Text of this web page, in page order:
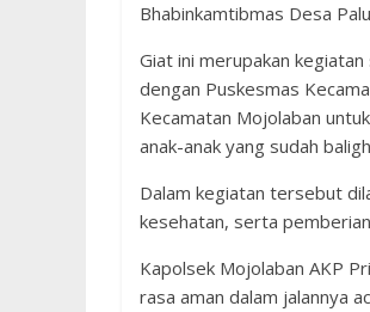
Bhabinkamtibmas Desa
Giat ini merupakan
dengan Puskesmas
Kecamatan Mojolaban
anak-anak yang sudah
Dalam kegiatan tersebut
kesehatan, serta
Kapolsek Mojolaban AKP
rasa aman dalam jalannya